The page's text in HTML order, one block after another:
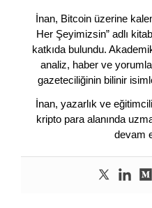
İnan, Bitcoin üzerine
Her Şeyimizsin” adlı
katkıda bulundu.
analiz, haber ve
gazeteciliğinin bilinir
İnan, yazarlık ve
kripto para alanında
devam